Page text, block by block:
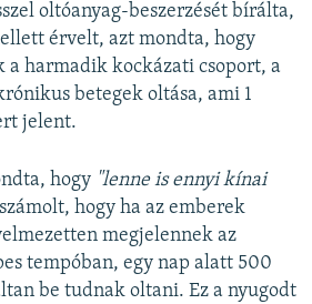
oltóanyag-beszerzését bírálta,
érvelt, azt mondta, hogy
a harmadik kockázati csoport, a
betegek oltása, ami 1
jelent.
hogy "lenne is ennyi kínai
hogy ha az emberek
megjelennek az
tempóban, egy nap alatt 500
be tudnak oltani. Ez a nyugodt